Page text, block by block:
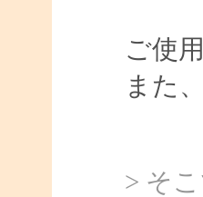
ご使
また
> そ